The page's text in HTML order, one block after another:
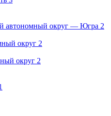
автономный округ — Югра 2
округ 2
округ 2